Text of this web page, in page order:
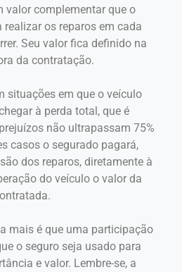
valor complementar que o
os reparos em cada
Seu valor fica definido na
da contratação.
situações em que o veículo
à perda total, que é
não ultrapassam 75%
casos o segurado pagará,
dos reparos, diretamente à
do veículo o valor da
mais é que uma participação
o seguro seja usado para
e valor. Lembre-se, a